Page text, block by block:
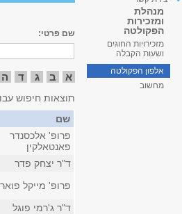
מנהלת
ומזכירות
הפקולטה
מזכירויות החוגים
ושעות הקבלה
אלפון הפקולטה
מחשוב
שם פרטי:
א ב ג ד ה
תוצאות חיפוש
שם
פרופ' אלכסנדר
פאנטאלקין
ד"ר יצחק פדר
פרופ' מייקל פואר
ד"ר ג'רמי פוגל